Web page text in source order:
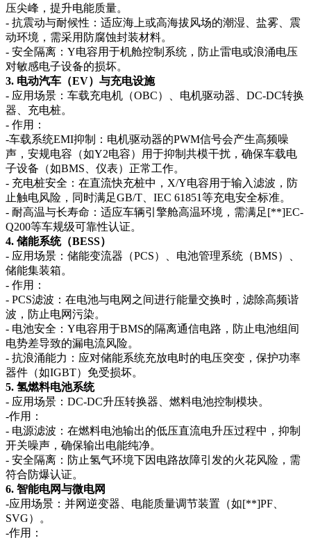
压尖峰，提升电能质量。
- 抗震动与耐候性：适应海上或高海拔风场的潮湿、盐雾、震
动环境，需采用防腐蚀封装材料。
- 安全隔离：Y电容用于机舱控制系统，防止雷电或浪涌电压
对敏感电子设备的损坏。
3. 电动汽车（EV）与充电设施
- 应用场景：车载充电机（OBC）、电机驱动器、DC-DC转换
器、充电桩。
- 作用：
-车载系统EMI抑制：电机驱动器的PWM信号会产生高频噪
声，安规电容（如Y2电容）用于抑制共模干扰，确保车载电
子设备（如BMS、仪表）正常工作。
- 充电桩安全：在直流快充桩中，X/Y电容用于输入滤波，防
止触电风险，同时满足GB/T、IEC 61851等充电安全标准。
- 耐高温与长寿命：适应车辆引擎舱高温环境，需满足[**]EC-
Q200等车规级可靠性认证。
4. 储能系统（BESS）
- 应用场景：储能变流器（PCS）、电池管理系统（BMS）、
储能集装箱。
- 作用：
- PCS滤波：在电池与电网之间进行能量交换时，滤除高频谐
波，防止电网污染。
- 电池安全：Y电容用于BMS的隔离通信电路，防止电池组间
电势差导致的漏电流风险。
- 抗浪涌能力：应对储能系统充放电时的电压突变，保护功率
器件（如IGBT）免受损坏。
5. 氢燃料电池系统
- 应用场景：DC-DC升压转换器、燃料电池控制模块。
-作用：
- 电源滤波：在燃料电池输出的低压直流电升压过程中，抑制
开关噪声，确保输出电能纯净。
- 安全隔离：防止氢气环境下因电路故障引发的火花风险，需
符合防爆认证。
6. 智能电网与微电网
-应用场景：并网逆变器、电能质量调节装置（如[**]PF、
SVG）。
-作用：